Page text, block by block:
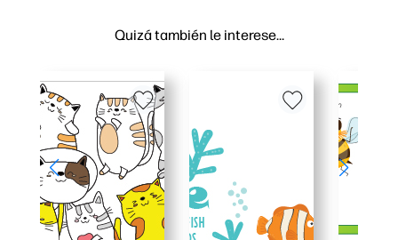
Quizá también le interese…